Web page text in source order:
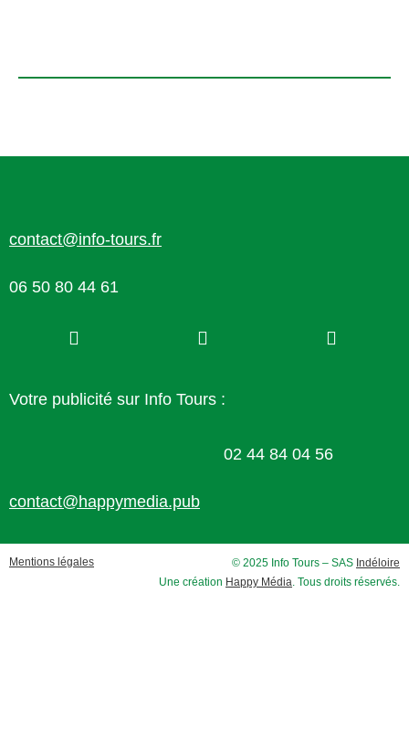
contact@info-tours.fr
06 50 80 44 61
Votre publicité sur Info Tours :
02 44 84 04 56
contact@happymedia.pub
Mentions légales © 2025 Info Tours – SAS Indéloire
Une création Happy Média. Tous droits réservés.